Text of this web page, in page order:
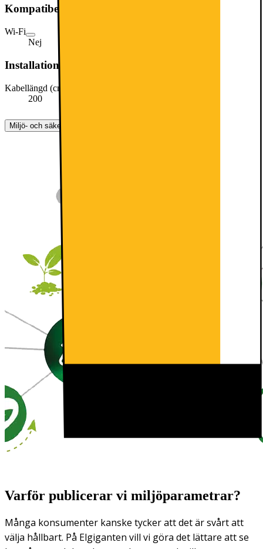
Kompatibel med
Wi-Fi
Nej
Installationsmått
Kabellängd (cm)
200
Miljö- och säkerhetsinformation
Varför publicerar vi miljöparametrar?
Många konsumenter kanske tycker att det är svårt att
välja hållbart. På Elgiganten vill vi göra det lättare att se